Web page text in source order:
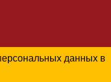
данных в